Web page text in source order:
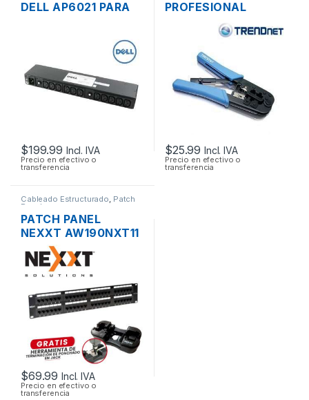
DELL AP6021 PARA
$199.99 Incl. IVA
Precio en efectivo o
transferencia
PROFESIONAL
TRENDNET 3 EN 1
CORTA Y PELA RJ45
RJ12 RJ11
$25.99 Incl. IVA
Precio en efectivo o
transferencia
Cableado Estructurado, Patch
Panel
PATCH PANEL
NEXXT AW190NXT11
CAT5E DE 48
PUERTOS PARA
RACK DE 19″
$69.99 Incl. IVA
Precio en efectivo o
transferencia